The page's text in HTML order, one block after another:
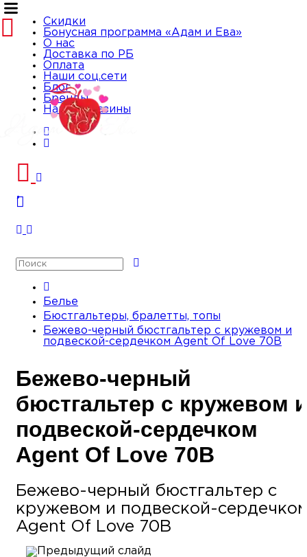
Избранное
Корзина
Скидки
Бонусная программа «Адам и Ева»
О нас
Доставка по РБ
Оплата
Наши соц.сети
Блог
Бренды
Наши магазины
Поиск
Белье
Бюстгальтеры, бралетты, топы
Бежево-черный бюстгальтер с кружевом и
подвеской-сердечком Agent Of Love 70B
Бежево-черный
бюстгальтер с кружевом
подвеской-сердечком
Agent Of Love 70B
Бежево-черный бюстгальтер с
кружевом и подвеской-
Agent Of Love 70B